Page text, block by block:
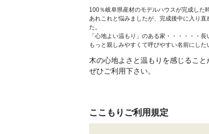
100％岐阜県産材のモデルハウスが完成した
あれこれと悩みましたが、完成後中に入り
た。
「心地よい温もり」のある家・・・・・・長
もっと親しみやすくて呼びやすい名前にし
木の心地よさと温もりを感じること
ぜひご利用下さい。
ここもりご利用規定